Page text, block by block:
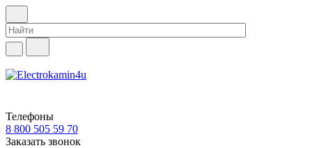
Телефоны
8 800 505 59 70
Заказать звонок